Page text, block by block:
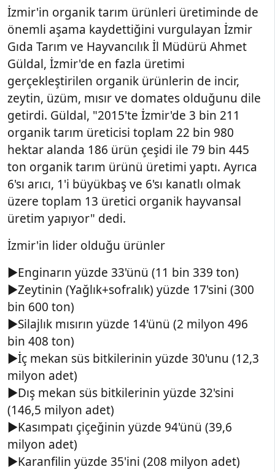
İzmir'in organik tarım ürünleri üretiminde de
önemli aşama kaydettiğini vurgulayan İzmir
Gıda Tarım ve Hayvancılık İl Müdürü Ahmet
Güldal, İzmir'de en fazla üretimi
gerçekleştirilen organik ürünlerin de incir,
zeytin, üzüm, mısır ve domates olduğunu dile
getirdi. Güldal, "2015'te İzmir'de 3 bin 211
organik tarım üreticisi toplam 22 bin 980
hektar alanda 186 ürün çeşidi ile 79 bin 445
ton organik tarım ürünü üretimi yaptı. Ayrıca
6'sı arıcı, 1'i büyükbaş ve 6'sı kanatlı olmak
üzere toplam 13 üretici organik hayvansal
üretim yapıyor" dedi.
İzmir'in lider olduğu ürünler
►Enginarın yüzde 33'ünü (11 bin 339 ton)
►Zeytinin (Yağlık+sofralık) yüzde 17'sini (300
bin 600 ton)
►Silajlık mısırın yüzde 14'ünü (2 milyon 496
bin 408 ton)
►İç mekan süs bitkilerinin yüzde 30'unu (12,3
milyon adet)
►Dış mekan süs bitkilerinin yüzde 32'sini
(146,5 milyon adet)
►Kasımpatı çiçeğinin yüzde 94'ünü (39,6
milyon adet)
►Karanfilin yüzde 35'ini (208 milyon adet)